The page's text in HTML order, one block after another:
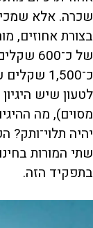
שכרה. אלא
בצורת אחוזים,
כ־1,500
לטעון שיש
מסוים), מה
יהיה
שתי המורות
בתפקיד הזה.